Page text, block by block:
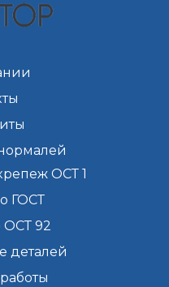
ОСТ 1
ГОСТ
ОСТ 92
деталей